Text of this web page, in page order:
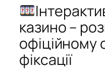
казино –
офіційному
фіксації